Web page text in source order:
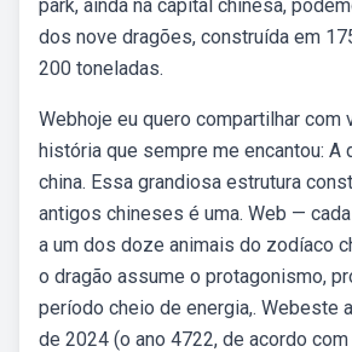
park, ainda na capital chinesa,
dos nove dragões, construída em
200 toneladas.
Webhoje eu quero compartilhar com
história que sempre me encantou: A
china. Essa grandiosa estrutura
antigos chineses é uma. Web —
a um dos doze animais do zodíaco
o dragão assume o protagonismo,
período cheio de energia,. Webeste
de 2024 (o ano 4722, de acordo